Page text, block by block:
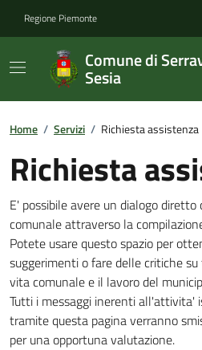
Regione Piemonte
Comune di
Sesia
Home / Servizi / Richiesta assistenza
Richiesta
E' possibile avere un dialogo
comunale attraverso la
Potete usare questo spazio per
suggerimenti o fare delle critiche
vita comunale e il lavoro del
Tutti i messaggi inerenti all'attivita'
tramite questa pagina verranno
per una opportuna valutazione.